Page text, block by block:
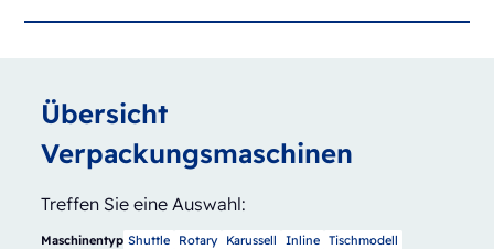
Übersicht
Verpackungsmaschinen
Treffen Sie eine Auswahl:
Maschinentyp Shuttle Rotary Karussell Inline Tischmodell